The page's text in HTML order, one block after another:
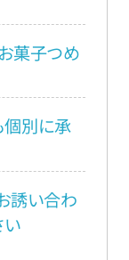
菓子つめ
個別に承
誘い合わ
い